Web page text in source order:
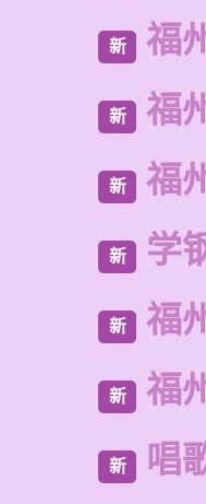
新 福
新 福
新 福
新 学
新 福
新 福
新 唱